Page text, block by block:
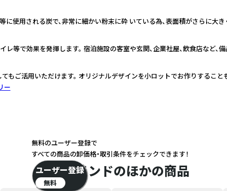
に使用される炭で、非常に細かい粉末に砕 いている為、表面積がさらに大
レ等で効果を発揮します。 宿泊施設の客室や玄関、企業社屋、飲食店など、
もご活用いただけます。 オリジナルデザインを小ロットでお作りすること
ー
このブランドのほかの商品
無料のユーザー登録で
すべての商品の卸価格・取引条件をチェックできます！
ユーザー登録
無料